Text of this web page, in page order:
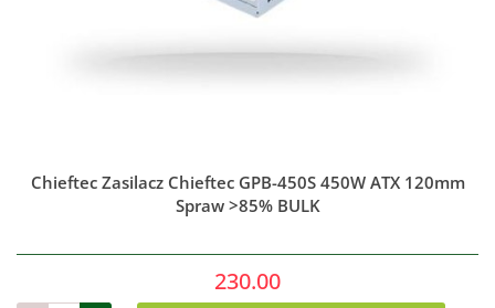
Chieftec Zasilacz Chieftec GPB-450S 450W ATX 120mm
Spraw >85% BULK
230.00